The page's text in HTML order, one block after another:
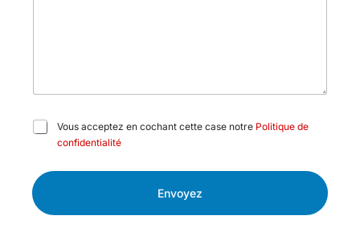
C
s
à
Vous acceptez en cochant cette case notre Politique de
confidentialité
Envoyez